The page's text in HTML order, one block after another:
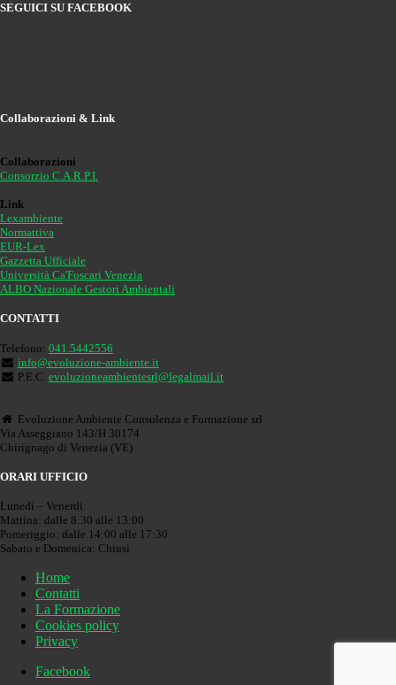
SEGUICI SU FACEBOOK
Collaborazioni & Link
Collaborazioni
Consorzio C.A.R.P.I.
Link
Lexambiente
Normattiva
EUR-Lex
Gazzetta Ufficiale
Università Ca'Foscari Venezia
ALBO Nazionale Gestori Ambientali
CONTATTI
Telefono: 041.5442556
info@evoluzione-ambiente.it
P.E.C. evoluzioneambientesrl@legalmail.it
Evoluzione Ambiente Consulenza e Formazione srl
Via Asseggiano 143/H 30174
Chirignago di Venezia (VE)
ORARI UFFICIO
Lunedì – Venerdì:
Mattina: dalle 8:30 alle 13:00
Pomeriggio: dalle 14:00 alle 17:30
Sabato e Domenica: Chiusi
Home
Contatti
La Formazione
Cookies policy
Privacy
Facebook